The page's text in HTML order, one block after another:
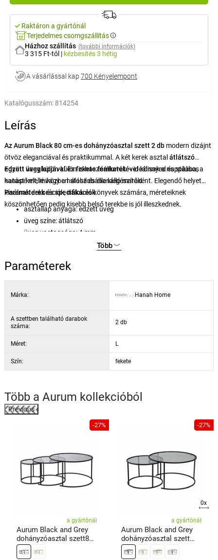
Raktáron a gyártónál
Terjedelmes csomgszállítás
Házhoz szállítás (további információk)
3 315 Ft-tól | kézbesítés3 hétig
A vásárlással kap 700 Kényelempont
Katalógusszám: 814254
Leírás
Az Aurum Black 80 cm-es dohányzóasztal szett 2 dbmodern dizájnt
ötvöz eleganciával és praktikummal. A két kerek asztalátlátszó
edzett üveglapjával ésfekete fémkeretévelkönnyed és stílusos
hatást kelt, miközben stabil és ellenálló marad.
Együtt vagy külön-külön is használhatók – ideálisak a nappaliba, a
kanapé mellé vagy a hálószobába kiegészítőként. Elegendő helyet
kínálnak dekorációk, italok és könyvek számára, méreteiknek
köszönhetően pedig kisebb belső terekbe is jól illeszkednek.
Paraméterek és specifikációk
asztallap anyaga: edzett üveg
üveg színe: átlátszó
üveg vastagsága: 4 mm
keret vastagsága: 1,5 mm
a nagy asztal méretei: 80 × 43 × 80 cm
Több
Paraméterek
Márka: Hanah Home
A szettben található darabok
száma:
2 db
Méret: L
Szín: fekete
Több a Aurum kollekcióból
Previous
-27%
a gyártónál
Aurum Black and Grey
dohányzóasztal szett80
cm, 3 db
-27%
0x
a gyártónál
Aurum Black and Grey
dohányzóasztal szett
80cm, 2 db